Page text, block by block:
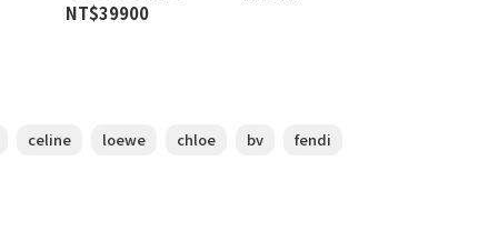
NT$39900
celine loewe chloe bv
fendi